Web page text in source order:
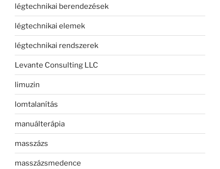
légtechnikai berendezések
légtechnikai elemek
légtechnikai rendszerek
Levante Consulting LLC
limuzin
lomtalanítás
manuálterápia
masszázs
masszázsmedence